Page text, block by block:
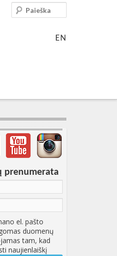
EN
Paieška
prenumerata
el. pašto
duomenų
tam, kad
naujienlaiškį